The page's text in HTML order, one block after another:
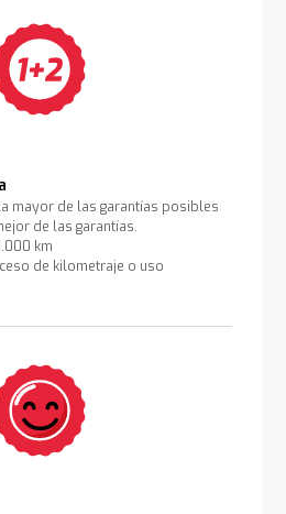
mayor de las garantías posibles
de las garantías.
km
de kilometraje o uso